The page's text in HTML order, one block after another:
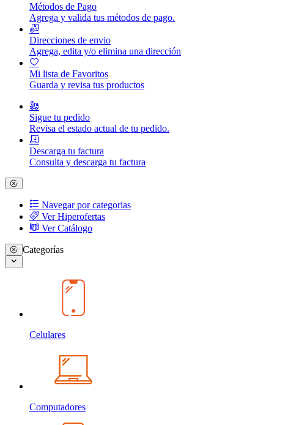
Métodos de Pago
Agrega y valida tus métodos de pago.
Direcciones de envio
Agrega, edita y/o elimina una dirección
Mi lista de Favoritos
Guarda y revisa tus productos
Sigue tu pedido
Revisa el estado actual de tu pedido.
Descarga tu factura
Consulta y descarga tu factura
Navegar por categorias
Ver Hiperofertas
Ver Catálogo
Categorías
Celulares
Computadores